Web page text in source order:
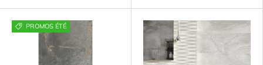
PROMOS ÉTÉ